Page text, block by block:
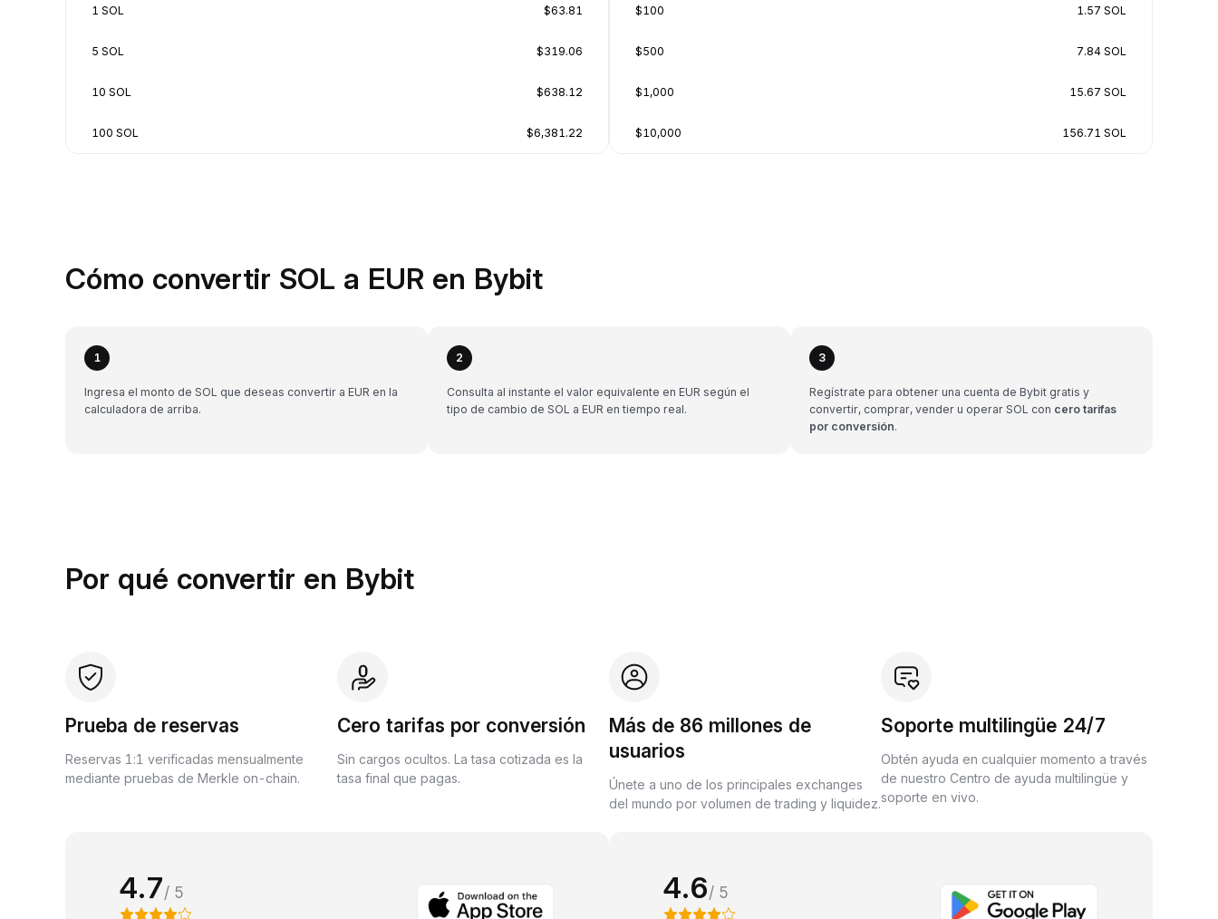
1 SOL $63.81
5 SOL $319.06
10 SOL $638.12
100 SOL $6,381.22
$100 1.57 SOL
$500 7.84 SOL
$1,000 15.67 SOL
$10,000 156.71 SOL
Cómo convertir SOL a EUR en Bybit
1
Ingresa el monto de SOL que deseas convertir a EUR en la
calculadora de arriba.
2
Consulta al instante el valor equivalente en EUR según el
tipo de cambio de SOL a EUR en tiempo real.
3
Regístrate para obtener una cuenta de Bybit gratis y
convertir, comprar, vender u operar SOL con cero tarifas
por conversión.
Por qué convertir en Bybit
Prueba de reservas
Reservas 1:1 verificadas mensualmente
mediante pruebas de Merkle on-chain.
Cero tarifas por conversión
Sin cargos ocultos. La tasa cotizada es la
tasa final que pagas.
Más de 86 millones de
usuarios
Únete a uno de los principales exchanges
del mundo por volumen de trading y liquidez.
Soporte multilingüe 24/7
Obtén ayuda en cualquier momento a través
de nuestro Centro de ayuda multilingüe y
soporte en vivo.
4.7/ 5 4.6/ 5